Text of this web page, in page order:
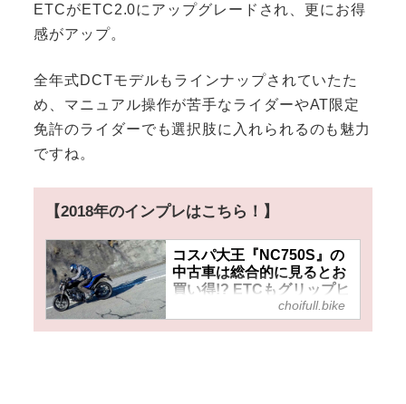
ETCがETC2.0にアップグレードされ、更にお得
感がアップ。
全年式DCTモデルもラインナップされていたた
め、マニュアル操作が苦手なライダーやAT限定
免許のライダーでも選択肢に入れられるのも魅力
ですね。
【2018年のインプレはこちら！】
コスパ大王『NC750S』の
中古車は総合的に見るとお
買い得!? ETCもグリップヒ
ーターも標準装備！ 750cc
大型ネイキッドバイクなの
choifull.bike